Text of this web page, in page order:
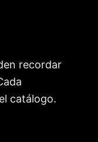
recordar
catálogo.